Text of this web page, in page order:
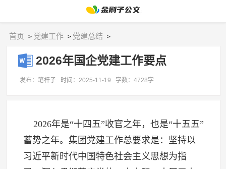
首页 > 党建工作 > 党建总结 >
2026年国企党建工作要点
发布：笔杆子 时间：2025-11-19 字数：4728字
2026年是“十四五”收官之年，也是“十五五”
蓄势之年。集团党建工作总要求是：坚持以
习近平新时代中国特色社会主义思想为指